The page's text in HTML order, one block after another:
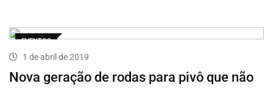
EVENTOS
1 de abril de 2019
Nova geração de rodas para pivô que não